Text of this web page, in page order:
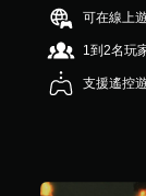
則
評
分
可在線上
1到2名玩
支援遙控